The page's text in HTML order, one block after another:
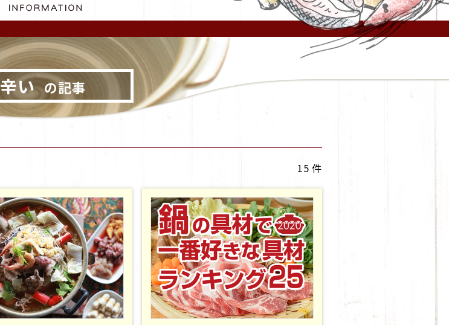
辛い の記事
15 件